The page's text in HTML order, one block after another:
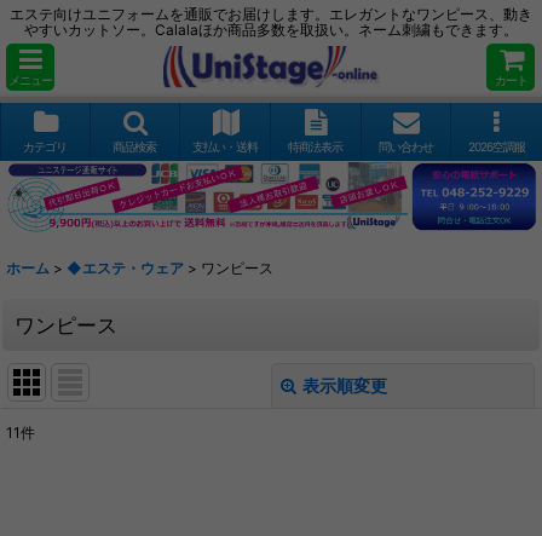
エステ向けユニフォームを通販でお届けします。エレガントなワンピース、動き
やすいカットソー。Calalaほか商品多数を取扱い。ネーム刺繍もできます。
メニュー カート
カテゴリ 商品検索 支払い・送料 特商法表示 問い合わせ 2026空調服
ホーム > ◆エステ・ウェア > ワンピース
ワンピース
表示順変更
11件